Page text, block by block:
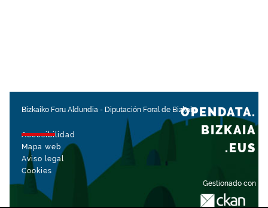
Bizkaiko Foru Aldundia - Diputación Foral de Bizkaia
Accesibilidad
Mapa web
Aviso legal
Cookies
Gestionado con
OPENDATA.
BIZKAIA
.EUS